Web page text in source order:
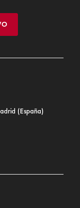
(España)